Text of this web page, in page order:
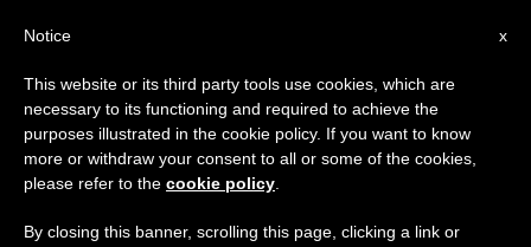
TAG
Posts Tagged ‘دول
فقيرة’
x
Notice
This website or its third party tools use cookies, which are
necessary to its functioning and required to achieve the
purposes illustrated in the cookie policy. If you want to know
more or withdraw your consent to all or some of the cookies,
please refer to the cookie policy
By closing this banner, scrolling this page, clicking a link or